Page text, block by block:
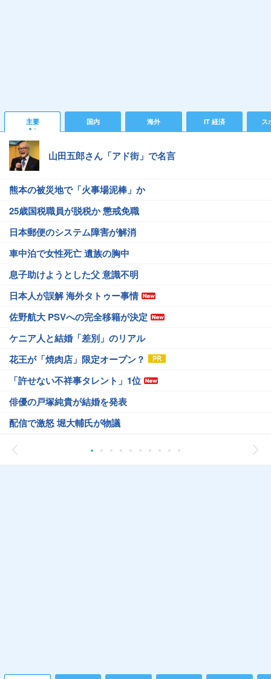
主要 国内 海外 IT 経済 ス
山田五郎さん「アド街」で名言
熊本の被災地で「火事場泥棒」か
25歳国税職員が脱税か 懲戒免職
日本郵便のシステム障害が解消
車中泊で女性死亡 遺族の胸中
息子助けようとした父 意識不明
日本人が誤解 海外タトゥー事情
佐野航大 PSVへの完全移籍が決定
ケニア人と結婚「差別」のリアル
花王が「焼肉店」限定オープン？
「許せない不祥事タレント」1位
俳優の戸塚純貴が結婚を発表
配信で激怒 堀大輔氏が物議